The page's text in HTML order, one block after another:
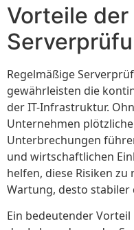
Vorteile
Regelmäßige
gewährleisten die
der IT-Infrastruktur.
Unternehmen
Unterbrechungen
und wirtschaftlichen
helfen, diese Risiken zu
Wartung, desto stabiler
Ein bedeutender